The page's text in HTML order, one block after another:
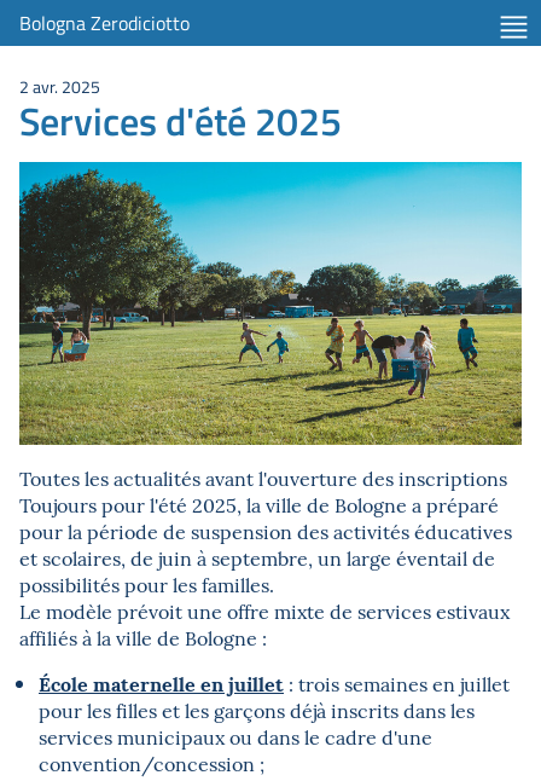
Bologna Zerodiciotto
2 avr. 2025
Services d'été 2025
Toutes les actualités avant l'ouverture des inscriptions
Toujours pour l'été 2025, la ville de Bologne a préparé
pour la période de suspension des activités éducatives
et scolaires, de juin à septembre, un large éventail de
possibilités pour les familles.
Le modèle prévoit une offre mixte de services estivaux
affiliés à la ville de Bologne :
École maternelle en juillet : trois semaines en juillet
pour les filles et les garçons déjà inscrits dans les
services municipaux ou dans le cadre d'une
convention/concession ;